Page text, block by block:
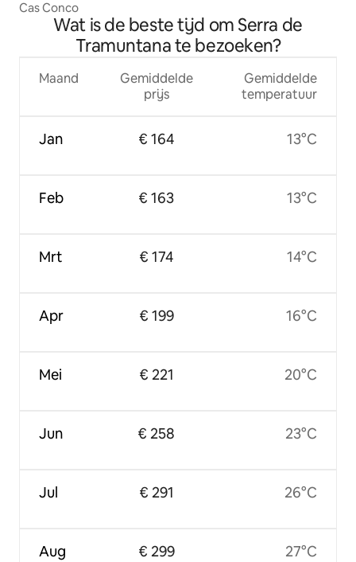
Cas Conco
Wat is de beste tijd om Serra de
Tramuntana te bezoeken?
Maand
Jan
Feb
Mrt
Apr
Mei
Jun
Jul
Aug
Gemiddelde
prijs
€ 164
€ 163
€ 174
€ 199
€ 221
€ 258
€ 291
€ 299
Gemiddelde
temperatuur
13°C
13°C
14°C
16°C
20°C
23°C
26°C
27°C